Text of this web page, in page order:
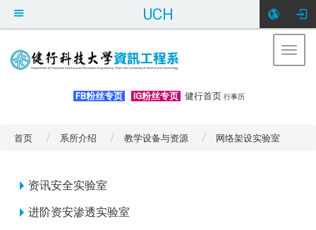
UCH
FB粉丝专页 IG粉丝专页 健行首页 行事历
首页 系所介绍 教学设备与资源 网络架设实验室
资讯安全实验室
进阶资安渗透实验室